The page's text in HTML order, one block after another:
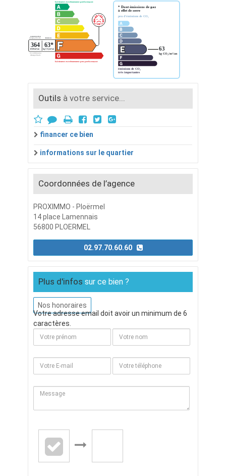
Outils à votre service...
financer ce bien
informations sur le quartier
Coordonnées de l’agence
PROXIMMO - Ploërmel
14 place Lamennais
56800 PLOERMEL
Plus d'infos sur ce bien ?
Nos honoraires
Votre adresse email doit avoir un minimum de 6
caractères.